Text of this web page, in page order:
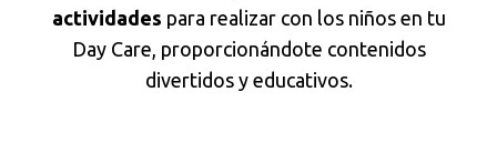
actividades para realizar con los niños en tu
Day Care, proporcionándote contenidos
divertidos y educativos.